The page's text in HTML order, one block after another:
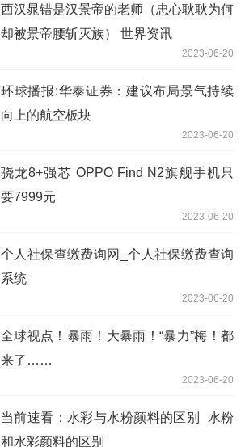
西汉晁错是汉景帝的老师（忠心耿耿为何
却被景帝腰斩灭族） 世界资讯
2023-06-20
环球播报:华泰证券：建议布局景气持续
向上的航空板块
2023-06-20
骁龙8+强芯 OPPO Find N2旗舰手机只
要7999元
2023-06-20
个人社保查缴费询网_个人社保缴费查询
系统
2023-06-20
全球视点！暴雨！大暴雨！“暴力”梅！都
来了……
2023-06-20
当前速看：水彩与水粉颜料的区别_水粉
和水彩颜料的区别